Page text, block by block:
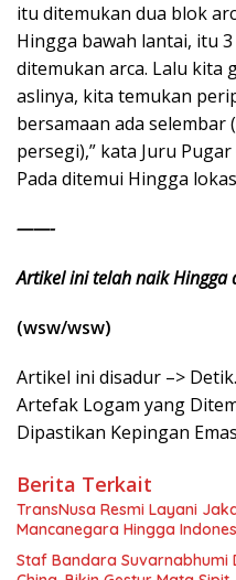
itu ditemukan dua blok
Hingga bawah lantai, itu
ditemukan arca. Lalu kita
aslinya, kita temukan
bersamaan ada selembar
persegi),” kata Juru
Pada ditemui Hingga
——-
Artikel ini telah naik Hingga
(wsw/wsw)
Artikel ini disadur –>
Artefak Logam yang
Dipastikan Kepingan
Berita Terkait
TransNusa Resmi Layani
Mancanegara Hingga
Staf Bandara Suvarnabhumi